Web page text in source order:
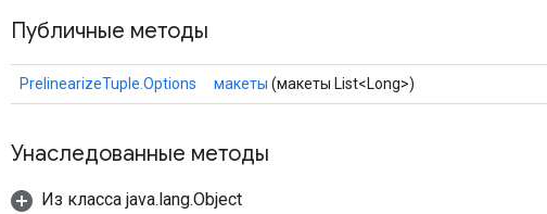
Публичные методы
PrelinearizeTuple.Options макеты (макеты List<Long>)
Унаследованные методы
Из класса java.lang.Object